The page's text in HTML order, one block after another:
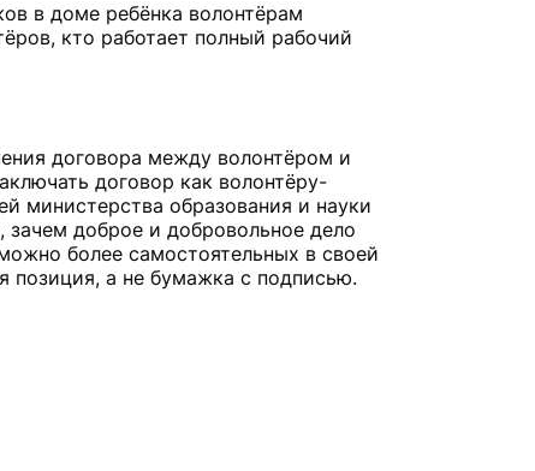
в доме ребёнка волонтёрам
кто работает полный рабочий
договора между волонтёром и
договор как волонтёру-
министерства образования и науки
зачем доброе и добровольное дело
более самостоятельных в своей
позиция, а не бумажка с подписью.